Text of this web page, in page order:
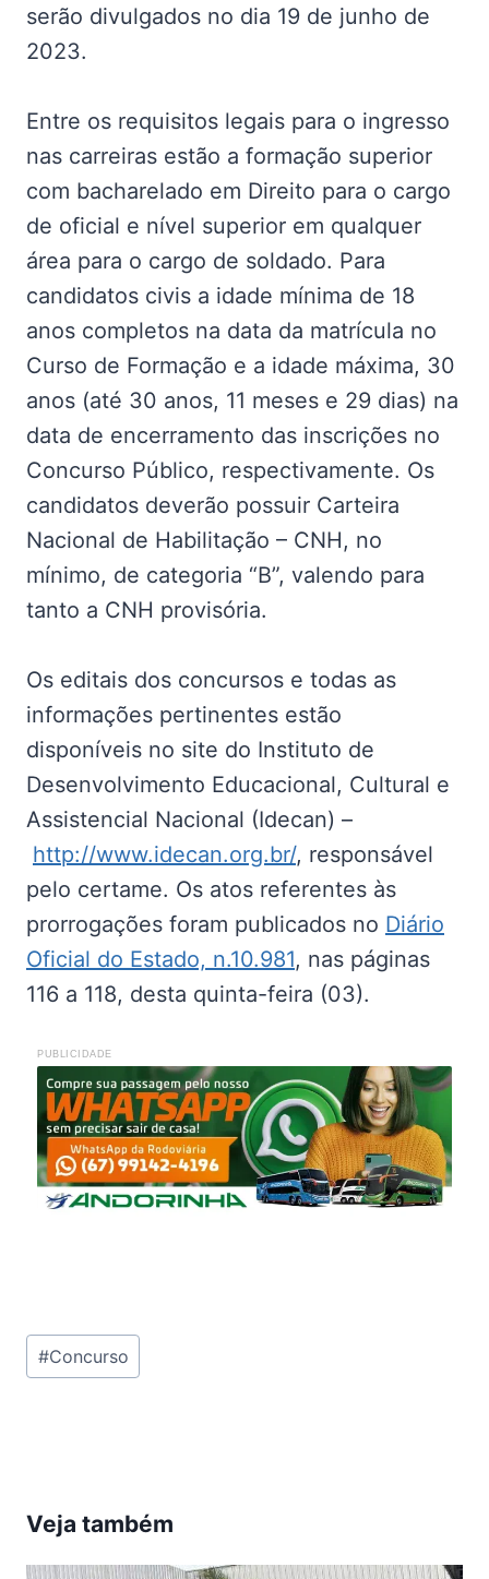
serão divulgados no dia 19 de junho de
2023.
Entre os requisitos legais para o ingresso
nas carreiras estão a formação superior
com bacharelado em Direito para o cargo
de oficial e nível superior em qualquer
área para o cargo de soldado. Para
candidatos civis a idade mínima de 18
anos completos na data da matrícula no
Curso de Formação e a idade máxima, 30
anos (até 30 anos, 11 meses e 29 dias) na
data de encerramento das inscrições no
Concurso Público, respectivamente. Os
candidatos deverão possuir Carteira
Nacional de Habilitação – CNH, no
mínimo, de categoria “B”, valendo para
tanto a CNH provisória.
Os editais dos concursos e todas as
informações pertinentes estão
disponíveis no site do Instituto de
Desenvolvimento Educacional, Cultural e
Assistencial Nacional (Idecan) –
http://www.idecan.org.br/, responsável
pelo certame. Os atos referentes às
prorrogações foram publicados no Diário
Oficial do Estado, n.10.981, nas páginas
116 a 118, desta quinta-feira (03).
PUBLICIDADE
Tags
do
#Concurso
Veja também